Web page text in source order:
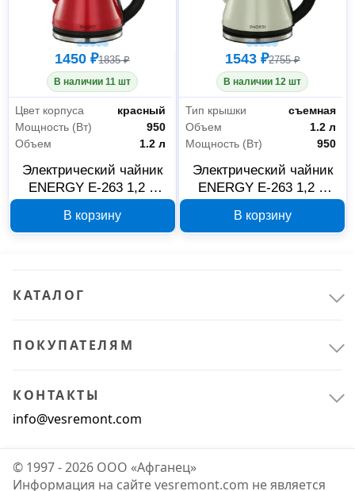
Складское оборудование
Весы
Сантехника 6
Товары для ванной комнаты и туалета 6
Ручной инструмент 4
Паяльное оборудование
Туризм и кемпинг
Автохимия
1450 ₽1835 ₽
В наличии 11 шт
Цвет корпуса
красный
Мощность (Вт)
950
Объем
1.2 л
Электрический чайник
ENERGY E-263 1,2 л
В корзину
1543 ₽2755 ₽
В наличии 12 шт
Тип крышки
съемная
Объем
1.2 л
Мощность (Вт)
950
Электрический чайник
ENERGY E-263 1,2 л
В корзину
КАТАЛОГ
ПОКУПАТЕЛЯМ
КОНТАКТЫ
info@vesremont.com
© 1997 - 2026 ООО «Афганец»
Информация на сайте vesremont.com не является